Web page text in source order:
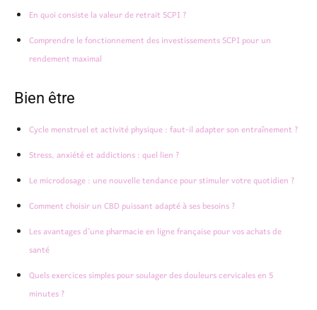
En quoi consiste la valeur de retrait SCPI ?
Comprendre le fonctionnement des investissements SCPI pour un
rendement maximal
Bien être
Cycle menstruel et activité physique : faut-il adapter son entraînement ?
Stress, anxiété et addictions : quel lien ?
Le microdosage : une nouvelle tendance pour stimuler votre quotidien ?
Comment choisir un CBD puissant adapté à ses besoins ?
Les avantages d’une pharmacie en ligne française pour vos achats de
santé
Quels exercices simples pour soulager des douleurs cervicales en 5
minutes ?